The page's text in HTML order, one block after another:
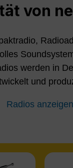
von
werden in
und
Radios anzeigen